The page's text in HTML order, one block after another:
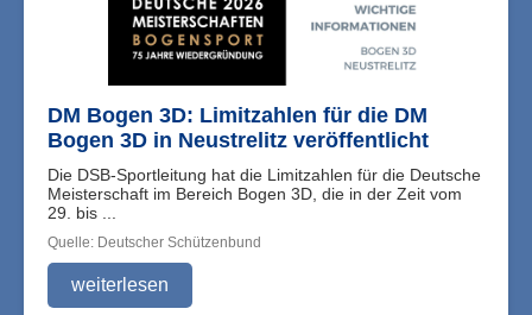
DM Bogen 3D: Limitzahlen für die DM
Bogen 3D in Neustrelitz veröffentlicht
Die DSB-Sportleitung hat die Limitzahlen für die Deutsche
Meisterschaft im Bereich Bogen 3D, die in der Zeit vom
29. bis ...
Quelle: Deutscher Schützenbund
weiterlesen